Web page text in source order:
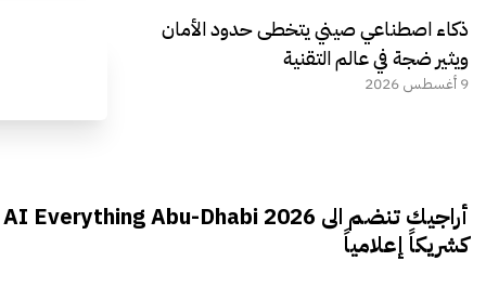
ذكاء اصطناعي صيني يتخطى حدود الأمان
ويثير ضجة في عالم التقنية
9 أغسطس 2026
أراجيك تنضم الى AI Everything Abu-Dhabi 2026
كشريكاً إعلامياً